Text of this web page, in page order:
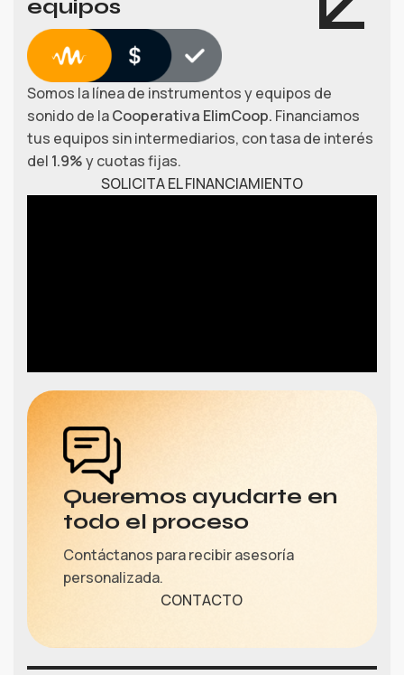
equipos
Somos la línea de instrumentos y equipos de
sonido de laCooperativa ElimCoop. Financiamos
tus equipos sin intermediarios, con tasa de interés
del 1.9%y cuotas fijas.
SOLICITA EL FINANCIAMIENTO
Queremos ayudarte en
todo el proceso
Contáctanos para recibir asesoría
personalizada.
CONTACTO